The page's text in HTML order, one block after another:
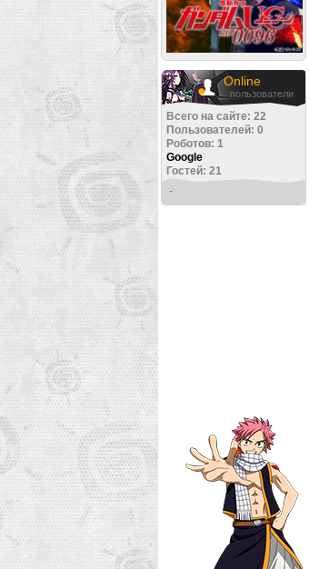
Online
пользователи
Всего на сайте: 22
Пользователей: 0
Роботов: 1
Google
Гостей: 21
-